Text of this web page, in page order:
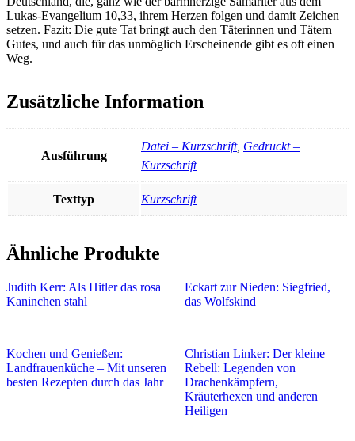
Lukas-Evangelium 10,33, ihrem Herzen folgen und damit Zeichen
setzen. Fazit: Die gute Tat bringt auch den Täterinnen und Tätern
Gutes, und auch für das unmöglich Erscheinende gibt es oft einen
Weg.
Zusätzliche Information
Ausführung
Datei – Kurzschrift, Gedruckt –
Kurzschrift
Texttyp Kurzschrift
Ähnliche Produkte
Judith Kerr: Als Hitler das rosa
Kaninchen stahl
Eckart zur Nieden: Siegfried,
das Wolfskind
Kochen und Genießen:
Landfrauenküche – Mit unseren
besten Rezepten durch das Jahr
Christian Linker: Der kleine
Rebell: Legenden von
Drachenkämpfern,
Kräuterhexen und anderen
Heiligen